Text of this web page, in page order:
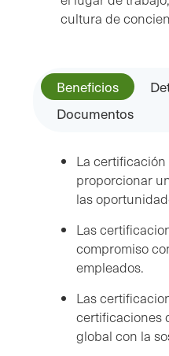
cultura de
Beneficios
Documentos
La
proporcionar
las
Las
compromiso
empleados.
Las
certificaciones
global con la